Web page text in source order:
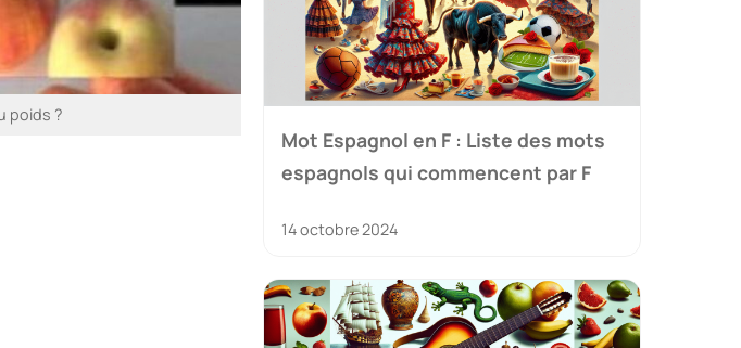
poids ?
Mot Espagnol en F : Liste des mots
espagnols qui commencent par F
14 octobre 2024